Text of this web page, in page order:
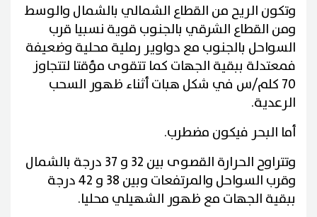
وتكون الريح من القطاع الشمالي بالشمال والوسط
ومن القطاع الشرقي بالجنوب قوية نسبيا قرب
السواحل بالجنوب مع دواوير رملية محلية وضعيفة
فمعتدلة ببقية الجهات كما تتقوى مؤقتا لتتجاوز
70 كلم/س في شكل هبات أثناء ظهور السحب
الرعدية.
أما البحر فيكون مضطرب.
وتتراوح الحرارة القصوى بين 32 و 37 درجة بالشمال
وقرب السواحل والمرتفعات وبين 38 و 42 درجة
ببقية الجهات مع ظهور الشهيلي محليا.